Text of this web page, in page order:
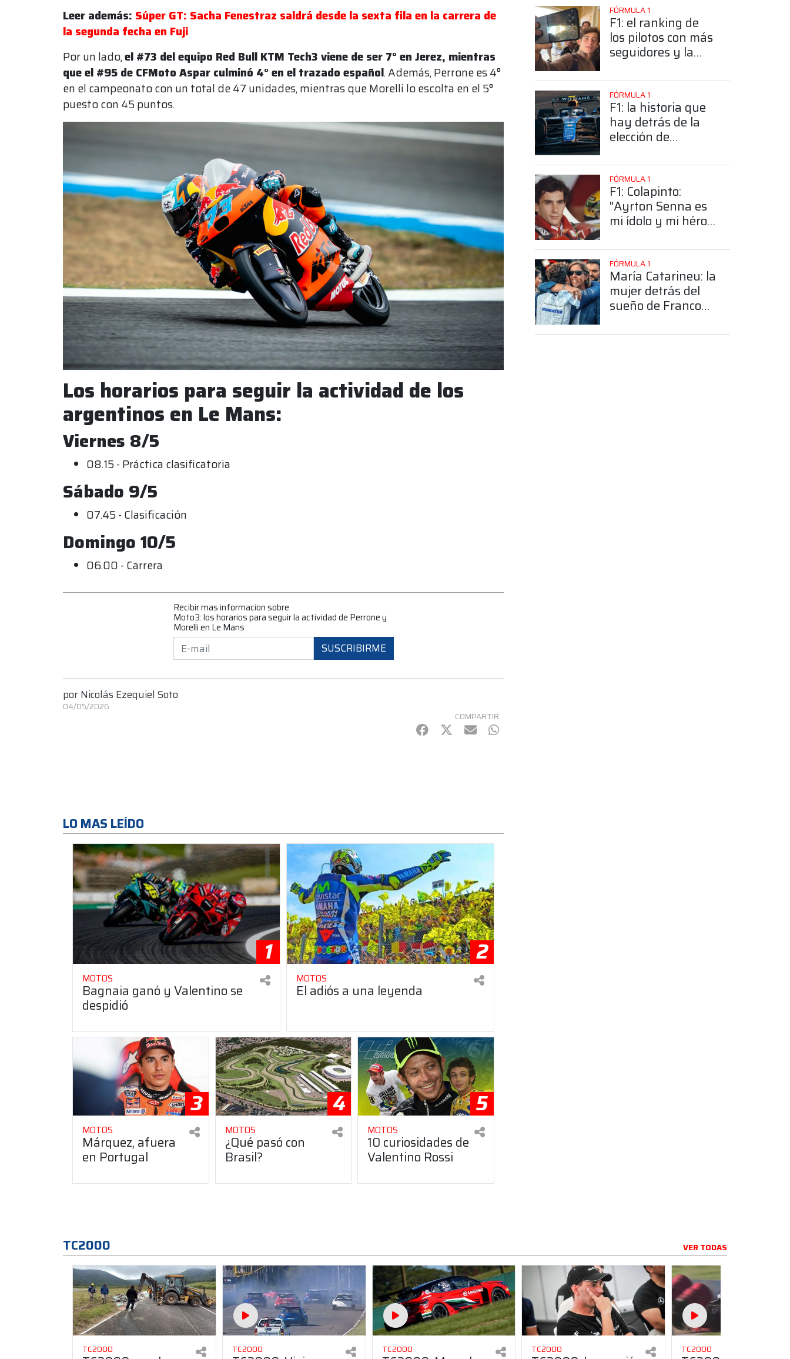
Leer además: Súper GT: Sacha Fenestraz saldrá desde la sexta fila en la carrera de
la segunda fecha en Fuji
Por un lado,el #73 del equipo Red Bull KTM Tech3 viene de ser 7° en Jerez, mientras
que el #95 de CFMoto Aspar culminó 4° en el trazado español. Además, Perrone es 4°
en el campeonato con un total de 47 unidades, mientras que Morelli lo escolta en el 5°
puesto con 45 puntos.
Los horarios para seguir la actividad de los
argentinos en Le Mans:
Viernes 8/5
08.15 - Práctica clasificatoria
Sábado 9/5
07.45 - Clasificación
Domingo 10/5
06.00 - Carrera
Recibir mas informacion sobre
Moto3: los horarios para seguir la actividad de Perrone y
Morelli en Le Mans
SUSCRIBIRME
por Nicolás Ezequiel Soto
04/05/2026
COMPARTIR
Facebook
Twitter
mail WhatsApp
LO MAS LEÍDO
1
MOTOS
Bagnaia ganó y Valentino se
despidió
2
MOTOS
El adiós a una leyenda
3
MOTOS
Márquez, afuera
en Portugal
4
MOTOS
¿Qué pasó con
Brasil?
5
MOTOS
10 curiosidades de
Valentino Rossi
FÓRMULA 1
F1: el ranking de
los pilotos con más
seguidores y la
posición de
Colapinto
FÓRMULA 1
F1: la historia que
hay detrás de la
elección de
número 43
FÓRMULA 1
F1: Colapinto:
"Ayrton Senna es
mi ídolo y mi héroe
FÓRMULA 1
María Catarineu: la
mujer detrás del
sueño de Franco
Fórmula 1
TC2000 VER TODAS
TC2000 TC2000 TC2000 TC2000 TC2000